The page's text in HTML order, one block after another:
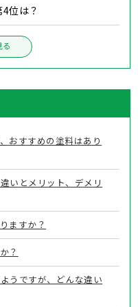
位は？
る
おすすめの塗料はあり
いとメリット、デメリ
ますか？
？
うですが、どんな違い